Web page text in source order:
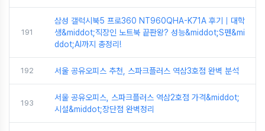
191
삼성 갤럭시북5 프로360 NT960QHA-K71A 후기｜대학
생&middot;직장인 노트북 끝판왕? 성능&middot;S펜&mi
ddot;AI까지 총정리!
192 서울 공유오피스 추천, 스파크플러스 역삼3호점 완벽 분석
193
서울 공유오피스, 스파크플러스 역삼2호점 가격&middot;
시설&middot;장단점 완벽정리